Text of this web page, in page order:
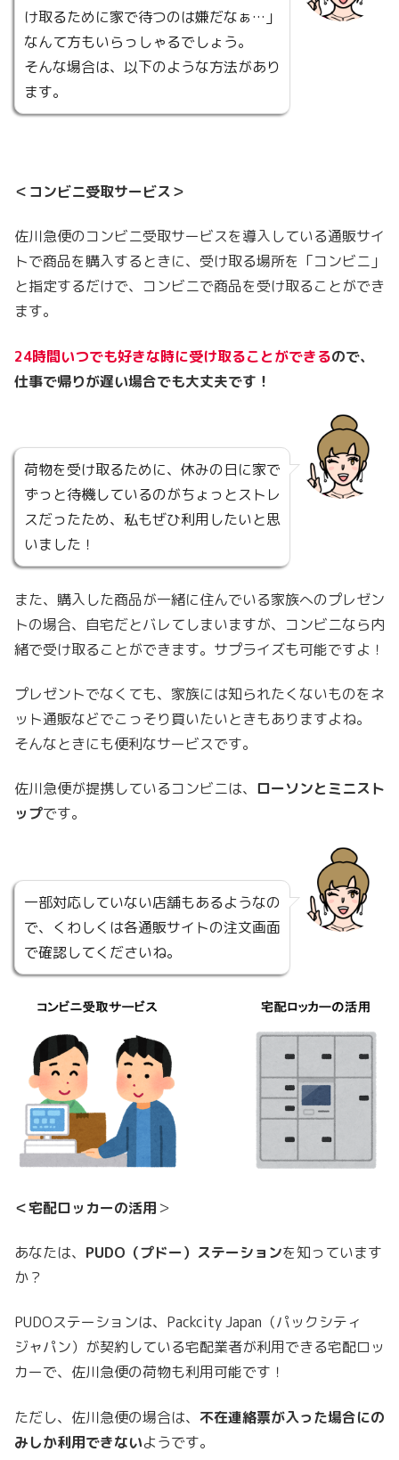
け取るために家で待つのは嫌だなぁ…」
なんて方もいらっしゃるでしょう。
そんな場合は、以下のような方法があり
ます。
＜コンビニ受取サービス＞
佐川急便のコンビニ受取サービスを導入している通販サイ
トで商品を購入するときに、受け取る場所を「コンビニ」
と指定するだけで、コンビニで商品を受け取ることができ
ます。
24時間いつでも好きな時に受け取ることができるので、
仕事で帰りが遅い場合でも大丈夫です！
荷物を受け取るために、休みの日に家で
ずっと待機しているのがちょっとストレ
スだったため、私もぜひ利用したいと思
いました！
また、購入した商品が一緒に住んでいる家族へのプレゼン
トの場合、自宅だとバレてしまいますが、コンビニなら内
緒で受け取ることができます。サプライズも可能ですよ！
プレゼントでなくても、家族には知られたくないものをネ
ット通販などでこっそり買いたいときもありますよね。
そんなときにも便利なサービスです。
佐川急便が提携しているコンビニは、 ローソンとミニスト
ップです。
一部対応していない店舗もあるようなの
で、くわしくは各通販サイトの注文画面
で確認してくださいね。
＜宅配ロッカーの活用 ＞
あなたは、 PUDO（プドー）ステーションを知っています
か？
PUDOステーションは、Packcity Japan（パックシティ
ジャパン）が契約している宅配業者が利用できる宅配ロッ
カーで、佐川急便の荷物も利用可能です！
ただし、佐川急便の場合は、 不在連絡票が入った場合にの
みしか利用できないようです。